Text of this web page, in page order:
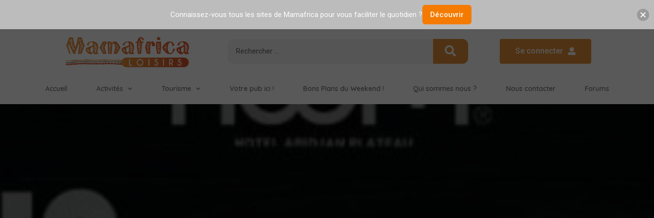
Se connecter
Accueil Activités Tourisme Votre pub ici ! Bons Plans du Weekend ! Qui sommes nous ? Nous contacter Forums
Connaissez-vous tous les sites de Mamafrica pour vous faciliter le quotidien ? Découvrir